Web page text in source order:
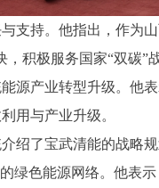
支持。他指出，作为
积极服务国家“双碳”
源产业转型升级。他
用与产业升级。
绍了宝武清能的战略
绿色能源网络。他表